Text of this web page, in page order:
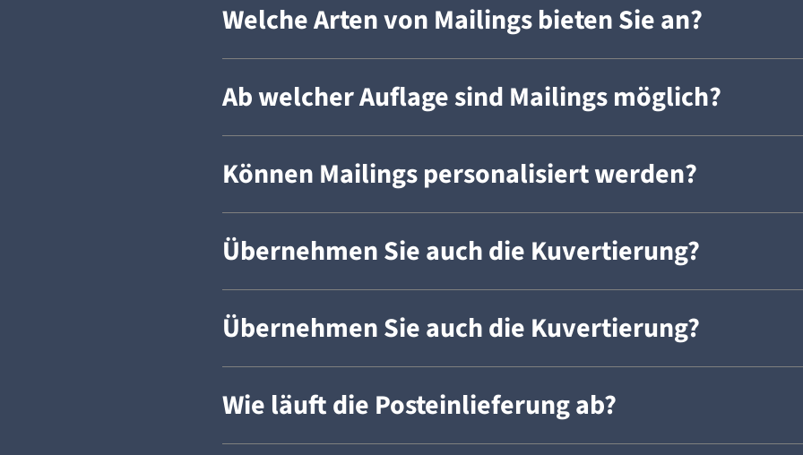
Welche Arten von Mailings bieten Sie an?
Ab welcher Auflage sind Mailings möglich?
Können Mailings personalisiert werden?
Übernehmen Sie auch die Kuvertierung?
Übernehmen Sie auch die Kuvertierung?
Wie läuft die Posteinlieferung ab?